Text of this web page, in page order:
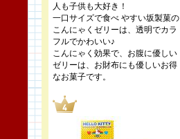
人も子供も大好き！
一口サイズで食べ やすい坂製菓の
こんにゃくゼリーは、透明でカラ
フルでかわいい♪
こんにゃく効果で、お腹に優しい
ゼリーは、お財布にも優しいお得
なお菓子です。